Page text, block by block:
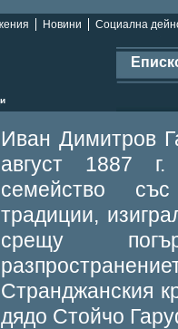
Новини Социална
Иван Димитров
август 1887
семейство
традиции,
срещу
Странджанския
дядо Стойчо